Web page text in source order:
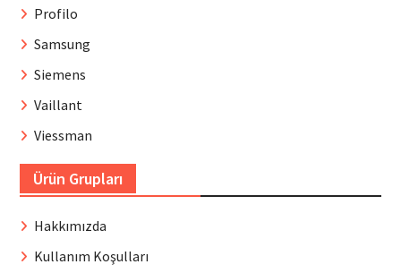
Profilo
Samsung
Siemens
Vaillant
Viessman
Ürün Grupları
Hakkımızda
Kullanım Koşulları